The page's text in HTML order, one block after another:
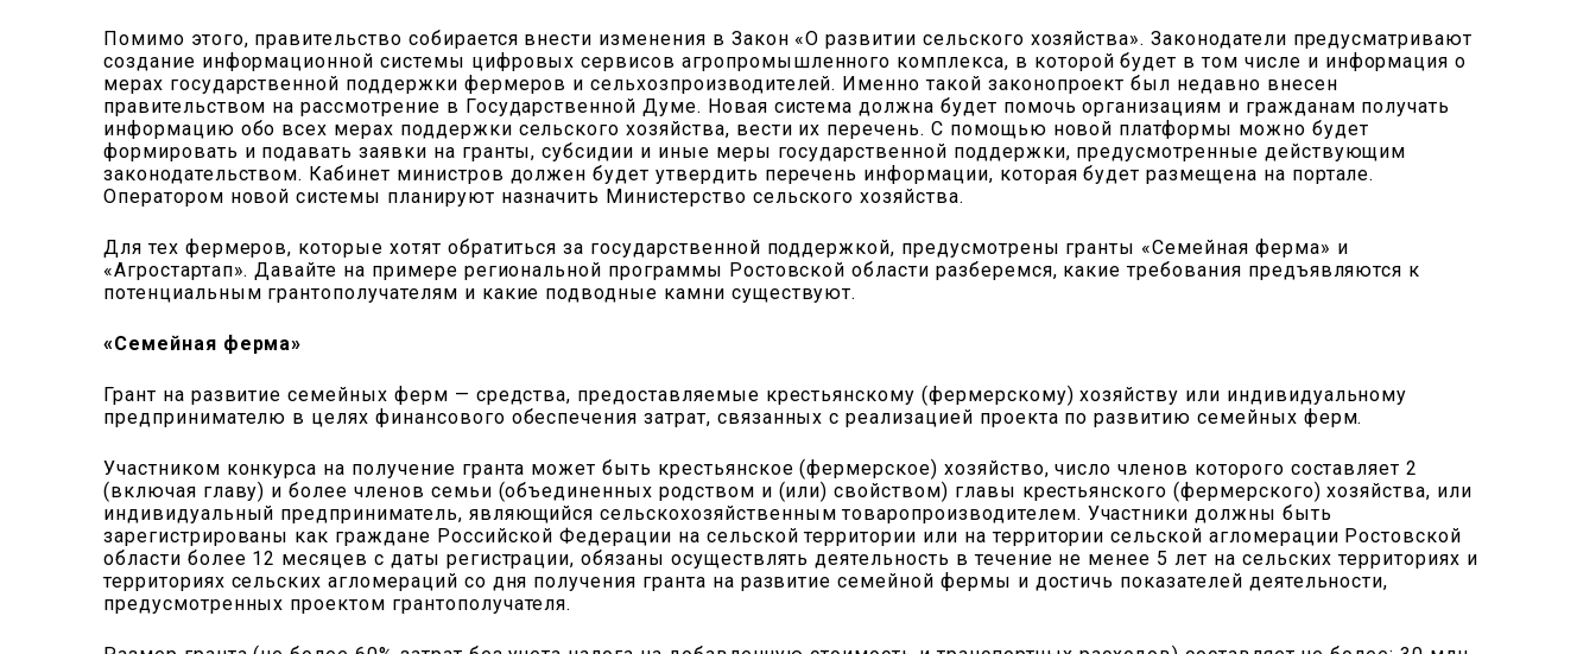
Помимо этого, правительство собирается внести изменения в Закон «О развитии сельского хозяйства». Законодатели предусматривают
создание информационной системы цифровых сервисов агропромышленного комплекса, в которой будет в том числе и информация о
мерах государственной поддержки фермеров и сельхозпроизводителей. Именно такой законопроект был недавно внесен
правительством на рассмотрение в Государственной Думе. Новая система должна будет помочь организациям и гражданам получать
информацию обо всех мерах поддержки сельского хозяйства, вести их перечень. С помощью новой платформы можно будет
формировать и подавать заявки на гранты, субсидии и иные меры государственной поддержки, предусмотренные действующим
законодательством. Кабинет министров должен будет утвердить перечень информации, которая будет размещена на портале.
Оператором новой системы планируют назначить Министерство сельского хозяйства.
Для тех фермеров, которые хотят обратиться за государственной поддержкой, предусмотрены гранты «Семейная ферма» и
«Агростартап». Давайте на примере региональной программы Ростовской области разберемся, какие требования предъявляются к
потенциальным грантополучателям и какие подводные камни существуют.
«Семейная ферма»
Грант на развитие семейных ферм — средства, предоставляемые крестьянскому (фермерскому) хозяйству или индивидуальному
предпринимателю в целях финансового обеспечения затрат, связанных с реализацией проекта по развитию семейных ферм.
Участником конкурса на получение гранта может быть крестьянское (фермерское) хозяйство, число членов которого составляет 2
(включая главу) и более членов семьи (объединенных родством и (или) свойством) главы крестьянского (фермерского) хозяйства, или
индивидуальный предприниматель, являющийся сельскохозяйственным товаропроизводителем. Участники должны быть
зарегистрированы как граждане Российской Федерации на сельской территории или на территории сельской агломерации Ростовской
области более 12 месяцев с даты регистрации, обязаны осуществлять деятельность в течение не менее 5 лет на сельских территориях и
территориях сельских агломераций со дня получения гранта на развитие семейной фермы и достичь показателей деятельности,
предусмотренных проектом грантополучателя.